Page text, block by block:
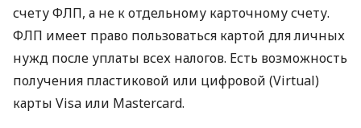
счету ФЛП, а не к отдельному карточному счету.
ФЛП имеет право пользоваться картой для личных
нужд после уплаты всех налогов. Есть возможность
получения пластиковой или цифровой (Virtual)
карты Visa или Mastercard.